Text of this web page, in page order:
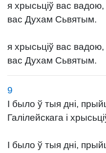
я хрысьціў вас
вас Духам Сьвятым.
я хрысьціў вас
вас Духам Сьвятым.
9
І было ў тыя дні,
Галілейскага і
І было ў тыя дні,